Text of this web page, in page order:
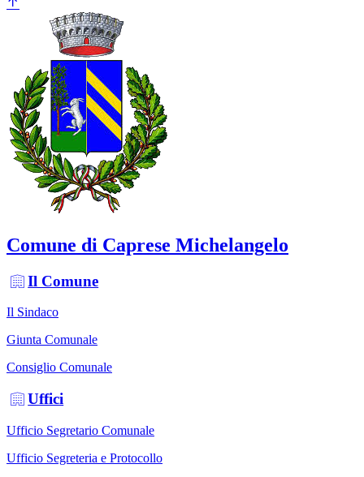
Comune di Caprese Michelangelo
Il Comune
Il Sindaco
Giunta Comunale
Consiglio Comunale
Uffici
Ufficio Segretario Comunale
Ufficio Segreteria e Protocollo